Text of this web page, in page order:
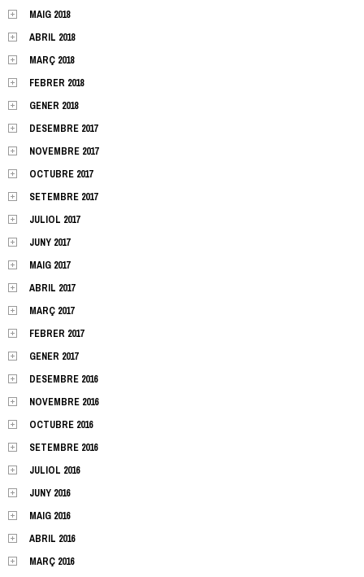
MAIG 2018
ABRIL 2018
MARÇ 2018
FEBRER 2018
GENER 2018
DESEMBRE 2017
NOVEMBRE 2017
OCTUBRE 2017
SETEMBRE 2017
JULIOL 2017
JUNY 2017
MAIG 2017
ABRIL 2017
MARÇ 2017
FEBRER 2017
GENER 2017
DESEMBRE 2016
NOVEMBRE 2016
OCTUBRE 2016
SETEMBRE 2016
JULIOL 2016
JUNY 2016
MAIG 2016
ABRIL 2016
MARÇ 2016